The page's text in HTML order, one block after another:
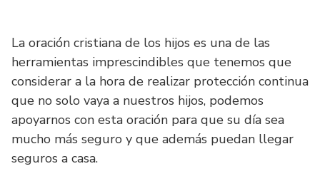
La oración cristiana de los hijos es una de las
herramientas imprescindibles que tenemos que
considerar a la hora de realizar protección continua
que no solo vaya a nuestros hijos, podemos
apoyarnos con esta oración para que su día sea
mucho más seguro y que además puedan llegar
seguros a casa.